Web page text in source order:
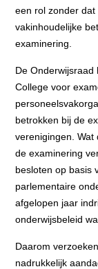
een rol zonder
vakinhoudelijke
examinering.
De Onderwijsraad
College voor
betrokken bij de
verenigingen.
de examinering
besloten op basis
parlementaire
afgelopen jaar
onderwijsbeleid
Daarom
nadrukkelijk